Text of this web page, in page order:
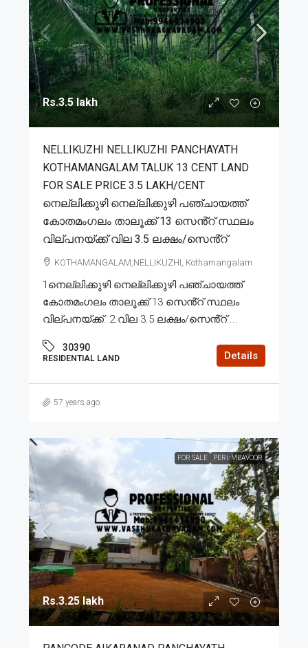
Rs.3.5 lakh
NELLIKUZHI NELLIKUZHI PANCHAYATH
KOTHAMANGALAM TALUK 13 CENT LAND
FOR SALE PRICE 3.5 LAKH/CENT
നെല്ലിക്കുഴി നെല്ലിക്കുഴി പഞ്ചായത്ത്
കോതമംഗലം താലൂക്ക് 13 സെൻ്റ് സ്ഥലം
വില്പനയ്ക്ക് വില 3.5 ലക്ഷം/സെൻ്റ്
KOTHAMANGALAM,NELLIKUZHI, Kothamangalam
1നെല്ലിക്കുഴി നെല്ലിക്കുഴി പഞ്ചായത്ത്
കോതമംഗലം താലൂക്ക് 13 സെൻ്റ് സ്ഥലം
വില്പനയ്ക്ക്. 2.വില 3.5 ലക്ഷം/സെൻ്റ്....
30390
RESIDENTIAL LAND Details
57 years ago
FOR SALE PERUMBAVOOR
Rs.3.25 lakh